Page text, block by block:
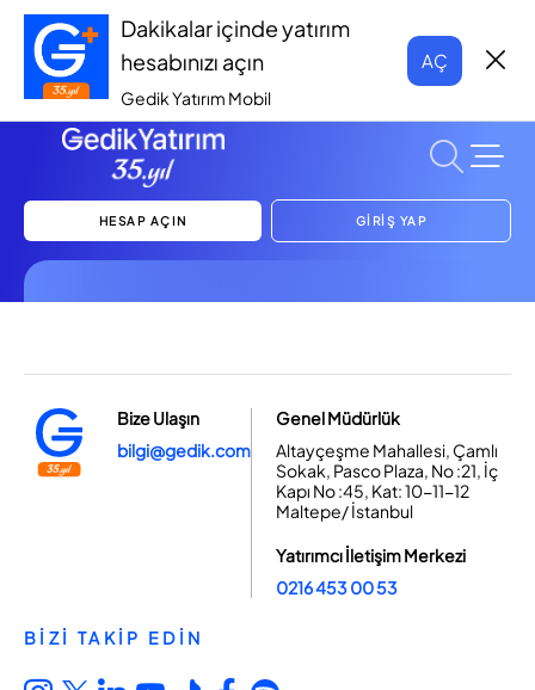
Dakikalar içinde yatırım
hesabınızı açın
Gedik Yatırım Mobil
AÇ
HESAP AÇIN GİRİŞ YAP
Bize Ulaşın
bilgi@gedik.com
Genel Müdürlük
Altayçeşme Mahallesi, Çamlı
Sokak, Pasco Plaza, No :21, İç
Kapı No :45, Kat: 10-11-12
Maltepe/ İstanbul
Yatırımcı İletişim Merkezi
0216 453 00 53
BİZİ TAKİP EDİN